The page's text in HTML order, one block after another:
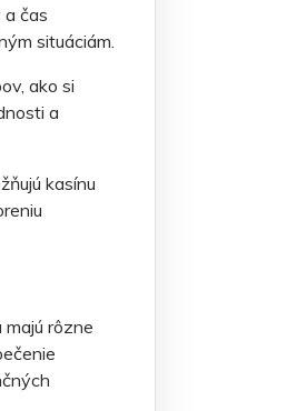
čas
situáciám.
ako si
a
kasínu
rôzne